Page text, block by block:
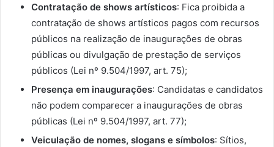
Contratação de shows artísticos: Fica proibida a
contratação de shows artísticos pagos com recursos
públicos na realização de inaugurações de obras
públicas ou divulgação de prestação de serviços
públicos (Lei nº 9.504/1997, art. 75);
Presença em inaugurações: Candidatas e candidatos
não podem comparecer a inaugurações de obras
públicas (Lei nº 9.504/1997, art. 77);
Veiculação de nomes, slogans e símbolos: Sítios,